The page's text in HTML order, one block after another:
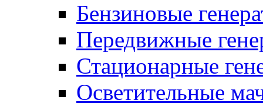
Бензиновые
Передвижные
Стационарные
Осветительные